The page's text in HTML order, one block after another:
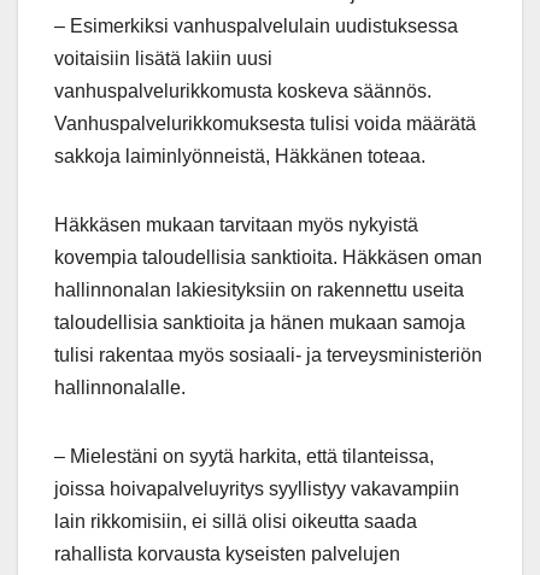
– Esimerkiksi vanhuspalvelulain uudistuksessa
voitaisiin lisätä lakiin uusi
vanhuspalvelurikkomusta koskeva säännös.
Vanhuspalvelurikkomuksesta tulisi voida määrätä
sakkoja laiminlyönneistä, Häkkänen toteaa.
Häkkäsen mukaan tarvitaan myös nykyistä
kovempia taloudellisia sanktioita. Häkkäsen oman
hallinnonalan lakiesityksiin on rakennettu useita
taloudellisia sanktioita ja hänen mukaan samoja
tulisi rakentaa myös sosiaali- ja terveysministeriön
hallinnonalalle.
– Mielestäni on syytä harkita, että tilanteissa,
joissa hoivapalveluyritys syyllistyy vakavampiin
lain rikkomisiin, ei sillä olisi oikeutta saada
rahallista korvausta kyseisten palvelujen